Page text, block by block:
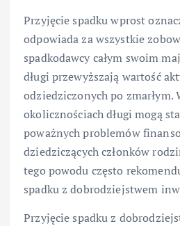
Przyjęcie spadku wprost
odpowiada za wszystkie
spadkodawcy całym swoim
długi przewyższają wartość
odziedziczonych po zmarłym.
okolicznościach długi mogą
poważnych problemów
dziedziczących członków
tego powodu często
spadku z dobrodziejstwem
Przyjęcie spadku z